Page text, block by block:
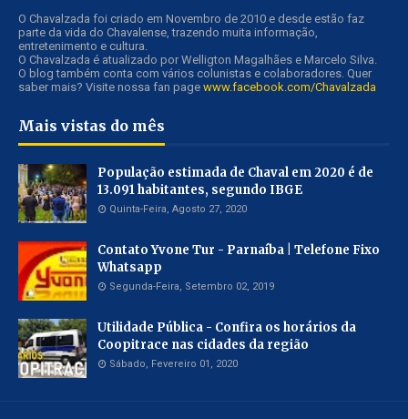
O Chavalzada foi criado em Novembro de 2010 e desde estão faz
parte da vida do Chavalense, trazendo muita informação,
entretenimento e cultura.
O Chavalzada é atualizado por Welligton Magalhães e Marcelo Silva.
O blog também conta com vários colunistas e colaboradores. Quer
saber mais? Visite nossa fan page www.facebook.com/Chavalzada
Mais vistas do mês
População estimada de Chaval em 2020 é de
13.091 habitantes, segundo IBGE
Quinta-Feira, Agosto 27, 2020
Contato Yvone Tur - Parnaíba | Telefone Fixo
Whatsapp
Segunda-Feira, Setembro 02, 2019
Utilidade Pública - Confira os horários da
Coopitrace nas cidades da região
Sábado, Fevereiro 01, 2020